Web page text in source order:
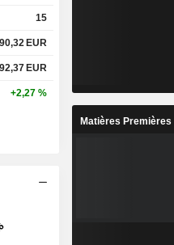
15
90,32 EUR
92,37 EUR
+2,27 %
Matières Premières